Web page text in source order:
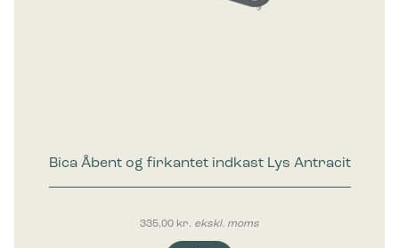
Bica Åbent og firkantet indkast Lys Antracit
335,00 kr. ekskl. moms